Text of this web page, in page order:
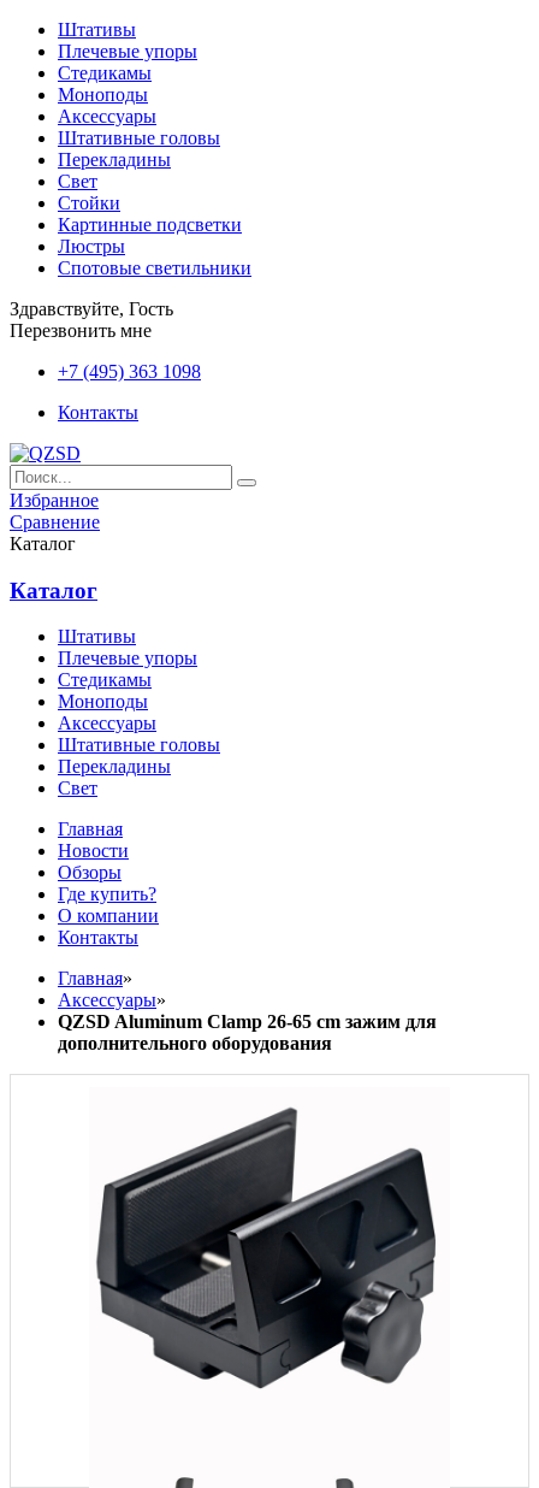
Штативы
Плечевые упоры
Стедикамы
Моноподы
Аксессуары
Штативные головы
Перекладины
Свет
Стойки
Картинные подсветки
Люстры
Спотовые светильники
Здравствуйте, Гость
Перезвонить мне
+7 (495) 363 1098
Контакты
Избранное
Сравнение
Каталог
Каталог
Штативы
Плечевые упоры
Стедикамы
Моноподы
Аксессуары
Штативные головы
Перекладины
Свет
Главная
Новости
Обзоры
Где купить?
О компании
Контакты
Главная»
Аксессуары»
QZSD Aluminum Clamp 26-65 cm зажим для
дополнительного оборудования